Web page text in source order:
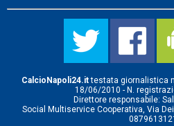
CalcioNapoli24.ittestata giornalistica
18/06/2010 - N.
Direttore responsabile:
Social Multiservice Cooperativa, Via